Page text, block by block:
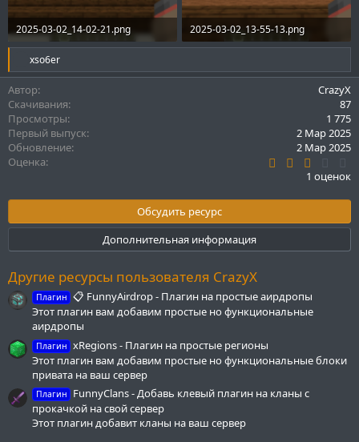
2025-03-02_14-02-21.png
1.2 MB · Просмотры: 511
2025-03-02_13-55-13.png
Р
е
к
ц
и
и
:
xso6er
Автор
CrazyX
Скачивания
87
Просмотры
1 775
Первый выпуск
2 Мар 2025
Обновление
2 Мар 2025
Оценка
0
0
в
ё
з
1 оценок
Обсудить ресурс
Дополнительная информация
Другие ресурсы пользователя CrazyX
Плагин 📋 FunnyAirdrop - Плагин на простые аирдропы
Этот плагин вам добавим простые но функциональные
аирдропы
Плагин xRegions - Плагин на простые регионы
Этот плагин вам добавим простые но функциональные блоки
привата на ваш сервер
Плагин
FunnyClans - Добавь клевый плагин на кланы с
прокачкой на свой сервер
Этот плагин добавит кланы на ваш сервер